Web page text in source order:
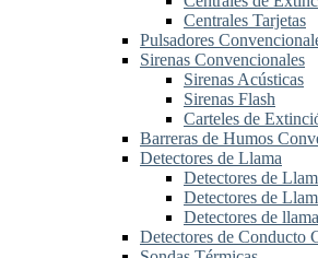
Centrales Tarjetas
Pulsadores
Sirenas Convencionales
Sirenas Acústicas
Sirenas Flash
Carteles de
Barreras de Humos
Detectores de Llama
Detectores de
Detectores de
Detectores de
Detectores de Conducto